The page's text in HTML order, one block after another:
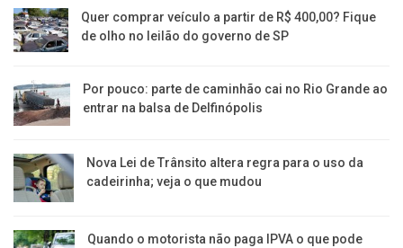
Quer comprar veículo a partir de R$ 400,00? Fique
de olho no leilão do governo de SP
Por pouco: parte de caminhão cai no Rio Grande ao
entrar na balsa de Delfinópolis
Nova Lei de Trânsito altera regra para o uso da
cadeirinha; veja o que mudou
Quando o motorista não paga IPVA o que pode